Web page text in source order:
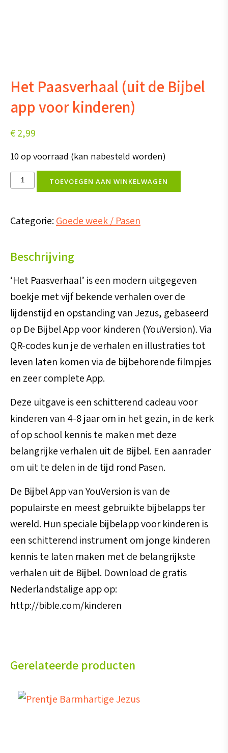
Het Paasverhaal (uit de Bijbel
app voor kinderen)
€2,99
10 op voorraad (kan nabesteld worden)
Het
Paasverhaal
de
app
voor
kinderen)
aantal
TOEVOEGEN AAN WINKELWAGEN
Categorie: Goede week / Pasen
Beschrijving
‘Het Paasverhaal’ is een modern uitgegeven
boekje met vijf bekende verhalen over de
lijdenstijd en opstanding van Jezus, gebaseerd
op De Bijbel App voor kinderen (YouVersion). Via
QR-codes kun je de verhalen en illustraties tot
leven laten komen via de bijbehorende filmpjes
en zeer complete App.
Deze uitgave is een schitterend cadeau voor
kinderen van 4-8 jaar om in het gezin, in de kerk
of op school kennis te maken met deze
belangrijke verhalen uit de Bijbel. Een aanrader
om uit te delen in de tijd rond Pasen.
De Bijbel App van YouVersion is van de
populairste en meest gebruikte bijbelapps ter
wereld. Hun speciale bijbelapp voor kinderen is
een schitterend instrument om jonge kinderen
kennis te laten maken met de belangrijkste
verhalen uit de Bijbel. Download de gratis
Nederlandstalige app op:
http://bible.com/kinderen
Gerelateerde producten